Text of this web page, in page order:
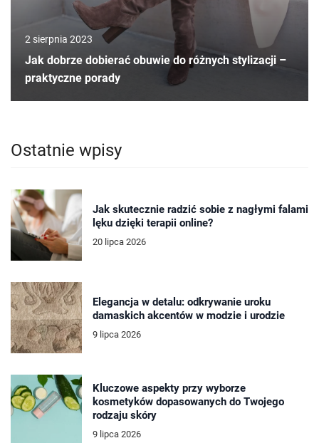
2 sierpnia 2023
Jak dobrze dobierać obuwie do różnych stylizacji –
praktyczne porady
Ostatnie wpisy
Jak skutecznie radzić sobie z nagłymi falami
lęku dzięki terapii online?
20 lipca 2026
Elegancja w detalu: odkrywanie uroku
damaskich akcentów w modzie i urodzie
9 lipca 2026
Kluczowe aspekty przy wyborze
kosmetyków dopasowanych do Twojego
rodzaju skóry
9 lipca 2026